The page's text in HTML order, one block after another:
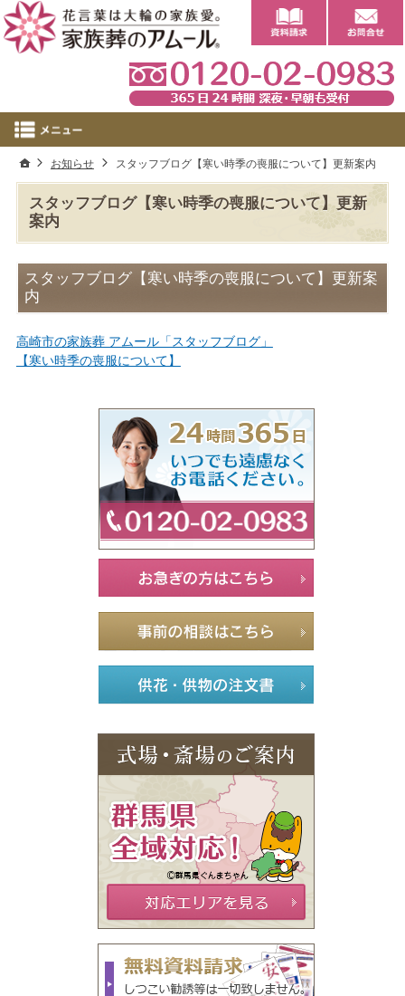
スタッフブログ【寒い時季の喪服について】更新
案内
スタッフブログ【寒い時季の喪服について】更新案
内
高崎市の家族葬 アムール「スタッフブログ」
【寒い時季の喪服について】
ホーム
お知らせ スタッフブログ【寒い時季の喪服について】更新案内